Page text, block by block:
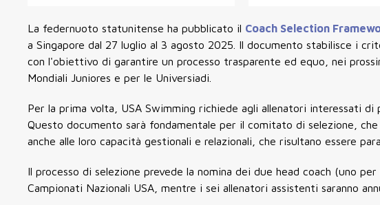
La federnuoto statunitense ha pubblicato il Coach Selection
a Singapore dal 27 luglio al 3 agosto 2025 . Il documento stabilisce i
con l'obiettivo di garantire un processo trasparente ed equo, nei
Mondiali Juniores e per le Universiadi
Per la prima volta, USA Swimming richiede agli allenatori interessati
Questo documento sarà fondamentale per il comitato di selezione,
anche alle loro capacità gestionali e relazionali, che risultano essere
Il processo di selezione prevede la nomina dei due head coach (uno
Campionati Nazionali USA, mentre i sei allenatori assistenti saranno